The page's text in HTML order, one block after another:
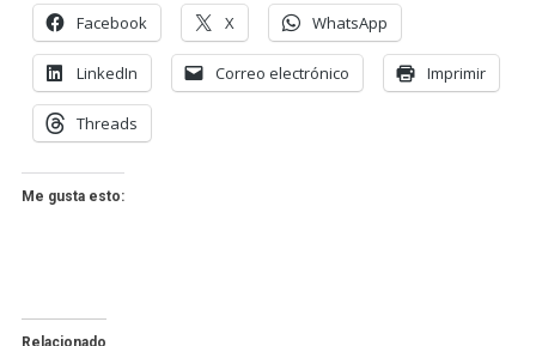
Facebook X WhatsApp
LinkedIn Correo electrónico Imprimir
Threads
Me gusta esto: